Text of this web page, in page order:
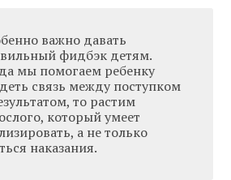
важно давать
фидбэк детям.
мы помогаем ребенку
связь между поступком
то растим
который умеет
а не только
наказания.